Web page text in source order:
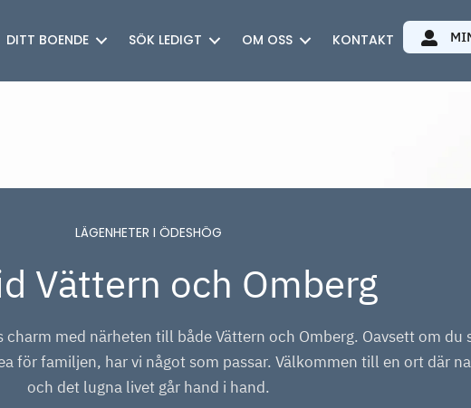
DITT BOENDE SÖK LEDIGT OM OSS KONTAKT
LÄGENHETER I ÖDESHÖG
Vättern och Omberg
charm med närheten till både Vättern och Omberg. Oavsett om du
för familjen, har vi något som passar. Välkommen till en ort där
och det lugna livet går hand i hand.